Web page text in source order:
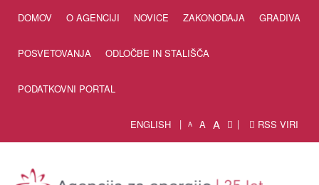
DOMOV O AGENCIJI NOVICE ZAKONODAJA GRADIVA
POSVETOVANJA ODLOČBE IN STALIŠČA
PODATKOVNI PORTAL
ENGLISH A A A RSS VIRI